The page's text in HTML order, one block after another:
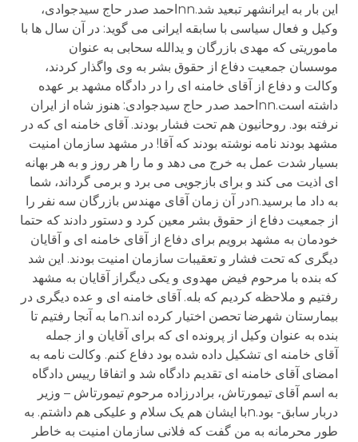
اين بار به ايرانشهر تبعيد شد.nnاحمد صدر حاج سيدجوادی،
وکيل و فعال سياسی با سابقه ايرانی می گويد: در آن سال ها با
ماموريتی که مهدی بازرگان و يدالله سحابی به عنوان
موسسان جمعيت دفاع از حقوق بشر به وی واگذار کردند،
وکالت و دفاع از آقای خامنه ای را در دادگاه مشهد بر عهده
داشته است.nnاحمد صدر حاج سيدجوادی: هنوز شاه از ايران
نرفته بود. روحانيون هم تحت فشار بودند. آقای خامنه ای که در
مشهد بودند نامه نوشته بودند که آقا! در مشهد سازمان امنيت
بسيار شدت عمل به خرج می دهد و ما را هر روز و به هر بهانه
ای اذيت می کند و برای بازجويی می برد و برمی گرداند، شما
به داد ما برسيد.nدر آن زمان آقای مهندس بازرگان سه نفر را
از جمعيت دفاع از حقوق بشر معين کرد و دستور دادند که حتما
خودمان به مشهد برويم برای دفاع از آقای خامنه ای و آقايان
ديگری که تحت فشار و تعقيبات سازمان امنيت بودند. اين شد
که بنده با مرحوم فيض مهدوی و يکی ديگراز آقايان به مشهد
رفتيم و ملاحظه کرديم که بله. آقای خامنه ای و عده ديگری در
بيمارستان شهرضا تحصن اختيار کرده اند.nما به آنجا رفتيم تا
بنده به عنوان وکيل از پرونده ای که برای آقايان و از جمله
آقای خامنه ای تشکيل داده شده بود دفاع کنم. وکالت نامه به
امضای آقای خامنه ای تقديم دادگاه شد و اتفاقا ریيس دادگاه
به اسم آقای تيمورتاش، برادرزاده مرحوم تيمورتاش – وزير
دربار سابق- بود.nبا ايشان هم يک سلام و عليکی هم داشتم. به
طور محرمانه به من گفت که فلانی سازمان امنيت به خاطر